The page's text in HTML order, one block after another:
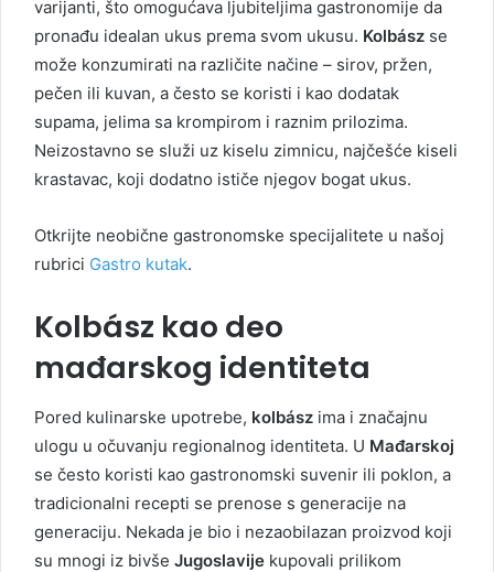
varijanti, što omogućava ljubiteljima gastronomije da
pronađu idealan ukus prema svom ukusu. Kolbász se
može konzumirati na različite načine – sirov, pržen,
pečen ili kuvan, a često se koristi i kao dodatak
supama, jelima sa krompirom i raznim prilozima.
Neizostavno se služi uz kiselu zimnicu, najčešće kiseli
krastavac, koji dodatno ističe njegov bogat ukus.
Otkrijte neobične gastronomske specijalitete u našoj
rubrici Gastro kutak.
Kolbász kao deo
mađarskog identiteta
Pored kulinarske upotrebe, kolbász ima i značajnu
ulogu u očuvanju regionalnog identiteta. U Mađarskoj
se često koristi kao gastronomski suvenir ili poklon, a
tradicionalni recepti se prenose s generacije na
generaciju. Nekada je bio i nezaobilazan proizvod koji
su mnogi iz bivše Jugoslavije kupovali prilikom